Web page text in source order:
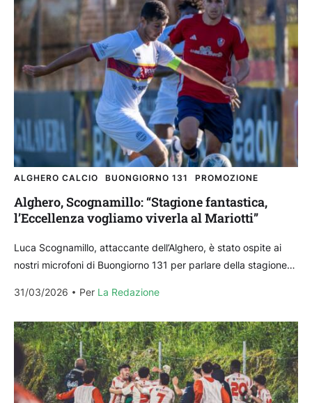
ALGHERO CALCIO BUONGIORNO 131 PROMOZIONE
Alghero, Scognamillo: “Stagione fantastica,
l’Eccellenza vogliamo viverla al Mariotti”
Luca Scognamillo, attaccante dell’Alghero, è stato ospite ai
nostri microfoni di Buongiorno 131 per parlare della stagione
31/03/2026
Per La Redazione